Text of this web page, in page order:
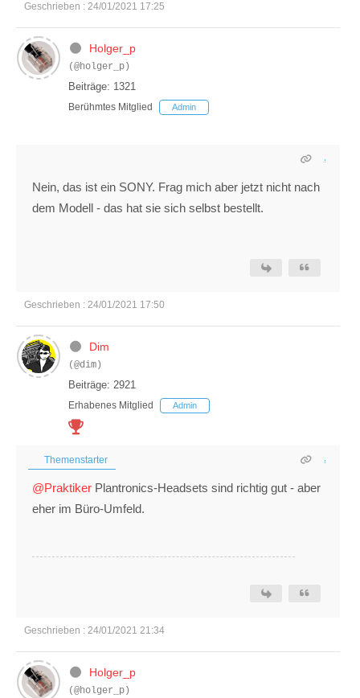
Geschrieben : 24/01/2021 17:25
Holger_p
(@holger_p)
Beiträge: 1321
Berühmtes Mitglied Admin
Nein, das ist ein SONY. Frag mich aber jetzt nicht nach
dem Modell - das hat sie sich selbst bestellt.
Geschrieben : 24/01/2021 17:50
Dim
(@dim)
Beiträge: 2921
Erhabenes Mitglied Admin
Themenstarter
@Praktiker Plantronics-Headsets sind richtig gut - aber
eher im Büro-Umfeld.
Geschrieben : 24/01/2021 21:34
Holger_p
(@holger_p)